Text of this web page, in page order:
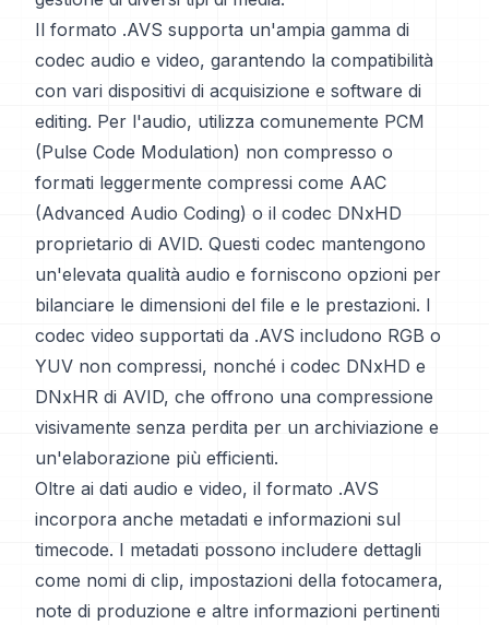
Il formato .AVS supporta un'ampia gamma di
codec audio e video, garantendo la compatibilità
con vari dispositivi di acquisizione e software di
editing. Per l'audio, utilizza comunemente PCM
(Pulse Code Modulation) non compresso o
formati leggermente compressi come AAC
(Advanced Audio Coding) o il codec DNxHD
proprietario di AVID. Questi codec mantengono
un'elevata qualità audio e forniscono opzioni per
bilanciare le dimensioni del file e le prestazioni. I
codec video supportati da .AVS includono RGB o
YUV non compressi, nonché i codec DNxHD e
DNxHR di AVID, che offrono una compressione
visivamente senza perdita per un archiviazione e
un'elaborazione più efficienti.
Oltre ai dati audio e video, il formato .AVS
incorpora anche metadati e informazioni sul
timecode. I metadati possono includere dettagli
come nomi di clip, impostazioni della fotocamera,
note di produzione e altre informazioni pertinenti